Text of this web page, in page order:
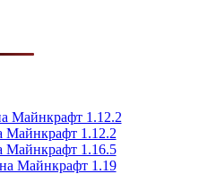
Майнкрафт 1.12.2
Майнкрафт 1.12.2
Майнкрафт 1.16.5
Майнкрафт 1.19